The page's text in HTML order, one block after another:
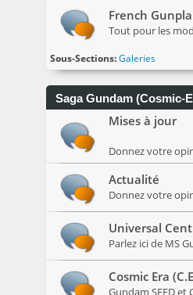
French
Tout pour les
Sous-Sections Galeries
Saga Gundam (Cosmic-
Mises à jour
Donnez votre
Actualité
Donnez votre
Universal
Parlez ici de MS
Cosmic Era
Gundam SEED et